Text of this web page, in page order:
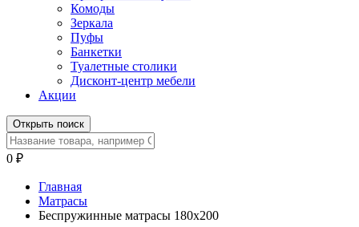
Комоды
Зеркала
Пуфы
Банкетки
Туалетные столики
Дисконт-центр мебели
Акции
Открыть поиск
0 ₽
Главная
Матрасы
Беспружинные матрасы 180х200